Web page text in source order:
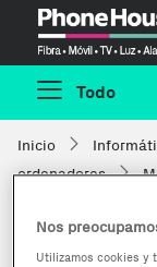
Todo
Inicio
ordenadores
Nos
Utilizamos cookies y